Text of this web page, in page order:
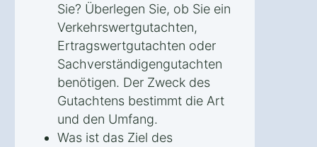
Sie? Überlegen Sie, ob Sie ein
Verkehrswertgutachten,
Ertragswertgutachten oder
Sachverständigengutachten
benötigen. Der Zweck des
Gutachtens bestimmt die Art
und den Umfang.
Was ist das Ziel des